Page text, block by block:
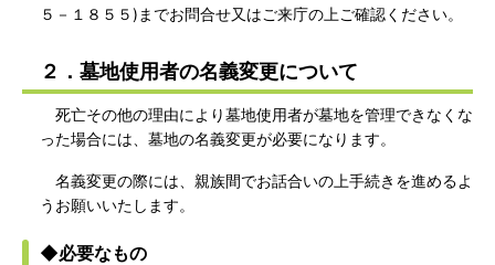
５－１８５５)までお問合せ又はご来庁の上ご確認ください。
２．墓地使用者の名義変更について
死亡その他の理由により墓地使用者が墓地を管理できなくな
った場合には、墓地の名義変更が必要になります。
名義変更の際には、親族間でお話合いの上手続きを進めるよ
うお願いいたします。
◆必要なもの